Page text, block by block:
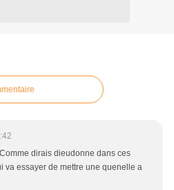
dirais dieudonne dans ces
va essayer de mettre une quenelle a